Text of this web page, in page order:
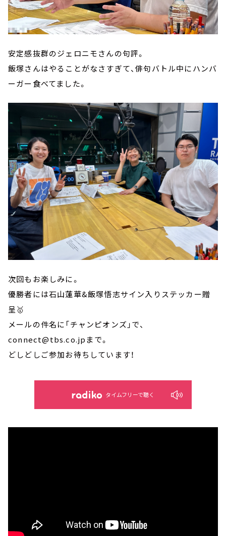
安定感抜群のジェロニモさんの句評。
飯塚さんはやることがなさすぎて、俳句バトル中にハンバ
ーガー食べてました。
次回もお楽しみに。
優勝者には石山蓮華&飯塚悟志サイン入りステッカー贈
呈🥇
メールの件名に「チャンピオンズ」で、
connect@tbs.co.jpまで。
どしどしご参加お待ちしています！
タイムフリーで聴く